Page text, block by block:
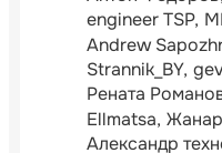
engineer TSP
Andrew
Strannik_BY
Рената
Ellmatsa
Александр